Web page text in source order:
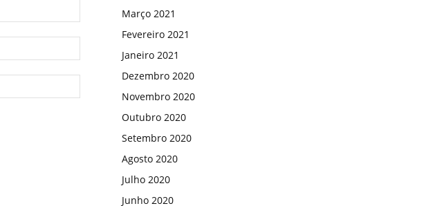
Março 2021
Fevereiro 2021
Janeiro 2021
Dezembro 2020
Novembro 2020
Outubro 2020
Setembro 2020
Agosto 2020
Julho 2020
Junho 2020